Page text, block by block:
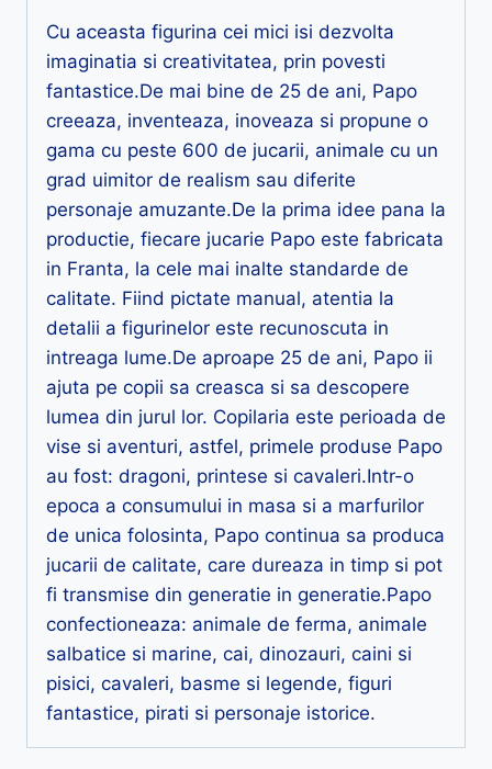
Cu aceasta figurina cei mici isi dezvolta
imaginatia si creativitatea, prin povesti
fantastice.De mai bine de 25 de ani, Papo
creeaza, inventeaza, inoveaza si propune o
gama cu peste 600 de jucarii, animale cu un
grad uimitor de realism sau diferite
personaje amuzante.De la prima idee pana la
productie, fiecare jucarie Papo este fabricata
in Franta, la cele mai inalte standarde de
calitate. Fiind pictate manual, atentia la
detalii a figurinelor este recunoscuta in
intreaga lume.De aproape 25 de ani, Papo ii
ajuta pe copii sa creasca si sa descopere
lumea din jurul lor. Copilaria este perioada de
vise si aventuri, astfel, primele produse Papo
au fost: dragoni, printese si cavaleri.Intr-o
epoca a consumului in masa si a marfurilor
de unica folosinta, Papo continua sa produca
jucarii de calitate, care dureaza in timp si pot
fi transmise din generatie in generatie.Papo
confectioneaza: animale de ferma, animale
salbatice si marine, cai, dinozauri, caini si
pisici, cavaleri, basme si legende, figuri
fantastice, pirati si personaje istorice.